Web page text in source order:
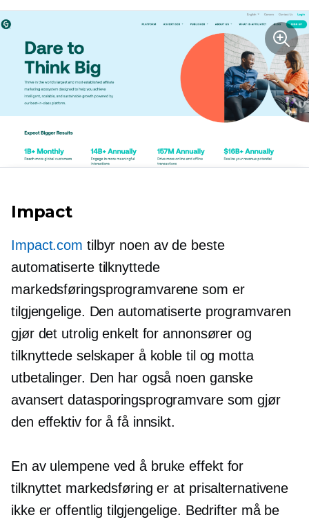
Impact
Impact.com tilbyr noen av de beste
automatiserte tilknyttede
markedsføringsprogramvarene som er
tilgjengelige. Den automatiserte programvaren
gjør det utrolig enkelt for annonsører og
tilknyttede selskaper å koble til og motta
utbetalinger. Den har også noen ganske
avansert datasporingsprogramvare som gjør
den effektiv for å få innsikt.
En av ulempene ved å bruke effekt for
tilknyttet markedsføring er at prisalternativene
ikke er offentlig tilgjengelige. Bedrifter må be